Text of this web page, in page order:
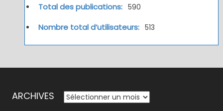
Total des publications: 590
Nombre total d’utilisateurs: 513
ARCHIVES ARCHIVES